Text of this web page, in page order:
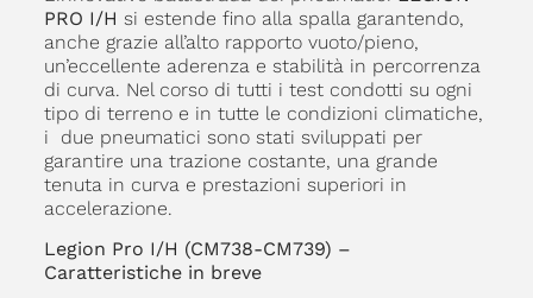
PRO I/H si estende fino alla spalla garantendo,
anche grazie all’alto rapporto vuoto/pieno,
un’eccellente aderenza e stabilità in percorrenza
di curva. Nel corso di tutti i test condotti su ogni
tipo di terreno e in tutte le condizioni climatiche,
i due pneumatici sono stati sviluppati per
garantire una trazione costante, una grande
tenuta in curva e prestazioni superiori in
accelerazione.
Legion Pro I/H (CM738-CM739) –
Caratteristiche in breve